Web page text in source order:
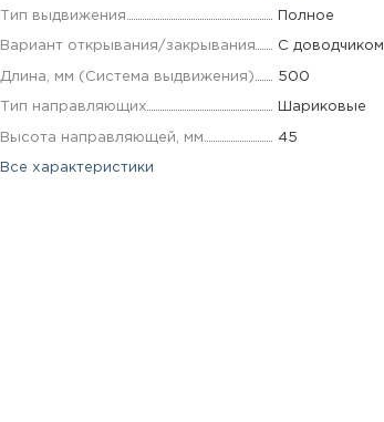
Тип выдвижения. Полное
Вариант открывания/закрывания С доводчиком
Длина, мм (Система выдвижения) 500
Тип направляющих Шариковые
Высота направляющей, мм 45
Все характеристики